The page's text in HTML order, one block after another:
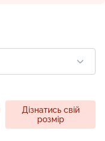
Дізнатись свій
розмір